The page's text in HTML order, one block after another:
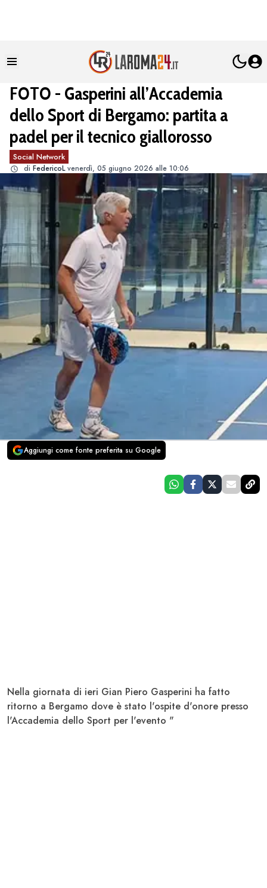
FOTO - Gasperini all’Accademia
dello Sport di Bergamo: partita a
padel per il tecnico giallorosso
Social Network
di FedericoL venerdì, 05 giugno 2026 alle 10:06
Aggiungi come fonte preferita su Google
Nella giornata di ieri Gian Piero Gasperini ha fatto
ritorno a Bergamo dove è stato l'ospite d'onore presso
l'Accademia dello Sport per l'evento "